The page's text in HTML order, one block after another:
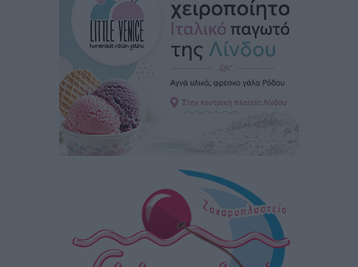
Φοίβος: Εν αναμονή του Νίκου Λαζίδη
πριν 50 λεπτά
Ιάλυσος Β’: Νωρίς νωρίς μπήκαν στα βάσανα της
προετοιμασίας
Αθλητικά• πριν 52 λεπτά
Εθνικός Αρχίπολης: Μεγάλο βήμα προόδου η ίδρυση
πριν 56 λεπτά
Ιππότες: Με το βλέμμα στραμμένο στο μέλλον